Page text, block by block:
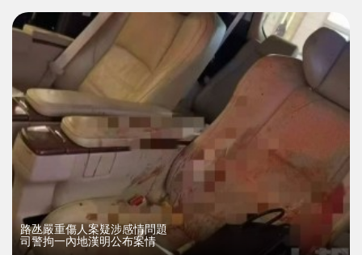
​路氹嚴重傷人案疑涉感情問題
司警拘一內地漢明公布案情